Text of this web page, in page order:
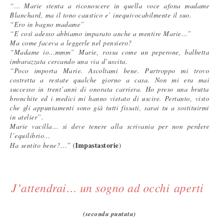
“… Marie stenta a riconoscere in quella voce afona madame
Blanchard, ma il tono caustico e’ inequivocabilmente il suo.
“Ero in bagno madame”
“E così adesso abbiamo imparato anche a mentire Marie…”
Ma come faceva a leggerle nel pensiero?
“Madame io…mmm” Marie, rossa come un peperone, balbetta
imbarazzata cercando una via d’uscita.
“Poco importa Marie. Ascoltami bene. Purtroppo mi trovo
costretta a restate qualche giorno a casa. Non mi era mai
successo in trent’anni di onorata carriera. Ho preso una brutta
bronchite ed i medici mi hanno vietato di uscire. Pertanto, visto
che gli appuntamenti sono già tutti fissati, sarai tu a sostituirmi
in atelier”.
Marie vacilla… si deve tenere alla scrivania per non perdere
l’equilibrio…
Ha sentito bene?…” (Impastastorie)
J’attendrai… un sogno ad occhi aperti
(seconda puntata)